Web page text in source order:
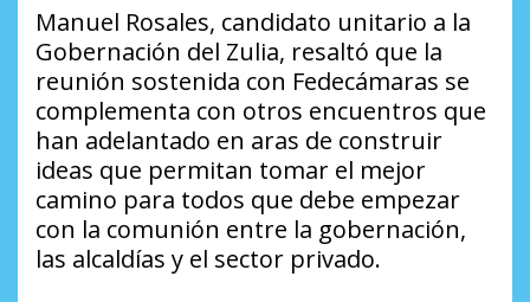
Manuel Rosales, candidato unitario a la
Gobernación del Zulia, resaltó que la
reunión sostenida con Fedecámaras se
complementa con otros encuentros que
han adelantado en aras de construir
ideas que permitan tomar el mejor
camino para todos que debe empezar
con la comunión entre la gobernación,
las alcaldías y el sector privado.